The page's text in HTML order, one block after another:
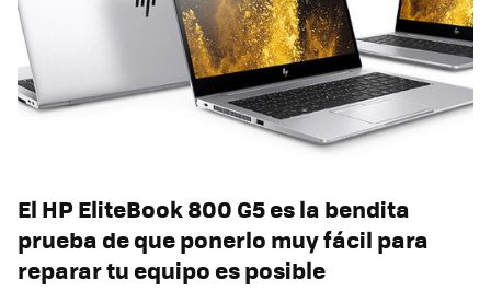
El HP EliteBook 800 G5 es la bendita
prueba de que ponerlo muy fácil para
reparar tu equipo es posible